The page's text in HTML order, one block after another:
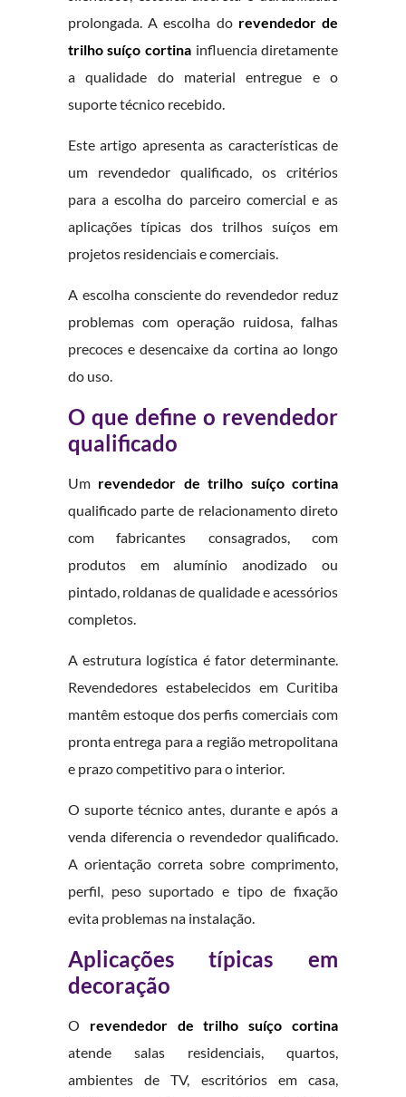
prolongada. A escolha do revendedor de
trilho suíço cortina influencia diretamente
a qualidade do material entregue e o
suporte técnico recebido.
Este artigo apresenta as características de
um revendedor qualificado, os critérios
para a escolha do parceiro comercial e as
aplicações típicas dos trilhos suíços em
projetos residenciais e comerciais.
A escolha consciente do revendedor reduz
problemas com operação ruidosa, falhas
precoces e desencaixe da cortina ao longo
do uso.
O que define o revendedor
qualificado
Um revendedor de trilho suíço cortina
qualificado parte de relacionamento direto
com fabricantes consagrados, com
produtos em alumínio anodizado ou
pintado, roldanas de qualidade e acessórios
completos.
A estrutura logística é fator determinante.
Revendedores estabelecidos em Curitiba
mantêm estoque dos perfis comerciais com
pronta entrega para a região metropolitana
e prazo competitivo para o interior.
O suporte técnico antes, durante e após a
venda diferencia o revendedor qualificado.
A orientação correta sobre comprimento,
perfil, peso suportado e tipo de fixação
evita problemas na instalação.
Aplicações típicas em
decoração
O revendedor de trilho suíço cortina
atende salas residenciais, quartos,
ambientes de TV, escritórios em casa,